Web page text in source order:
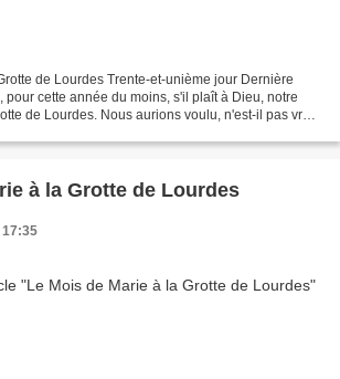
de Lourdes Trente-et-unième jour Dernière
pour cette année du moins, s'il plaît à Dieu, notre
de Lourdes. Nous aurions voulu, n'est-il pas vrai
à la Grotte de Lourdes
17:35